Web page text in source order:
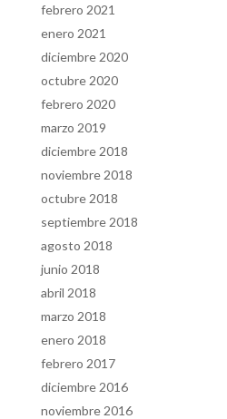
febrero 2021
enero 2021
diciembre 2020
octubre 2020
febrero 2020
marzo 2019
diciembre 2018
noviembre 2018
octubre 2018
septiembre 2018
agosto 2018
junio 2018
abril 2018
marzo 2018
enero 2018
febrero 2017
diciembre 2016
noviembre 2016